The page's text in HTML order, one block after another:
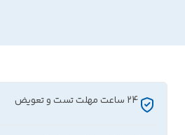
24 ساعت مهلت تست و تعویض